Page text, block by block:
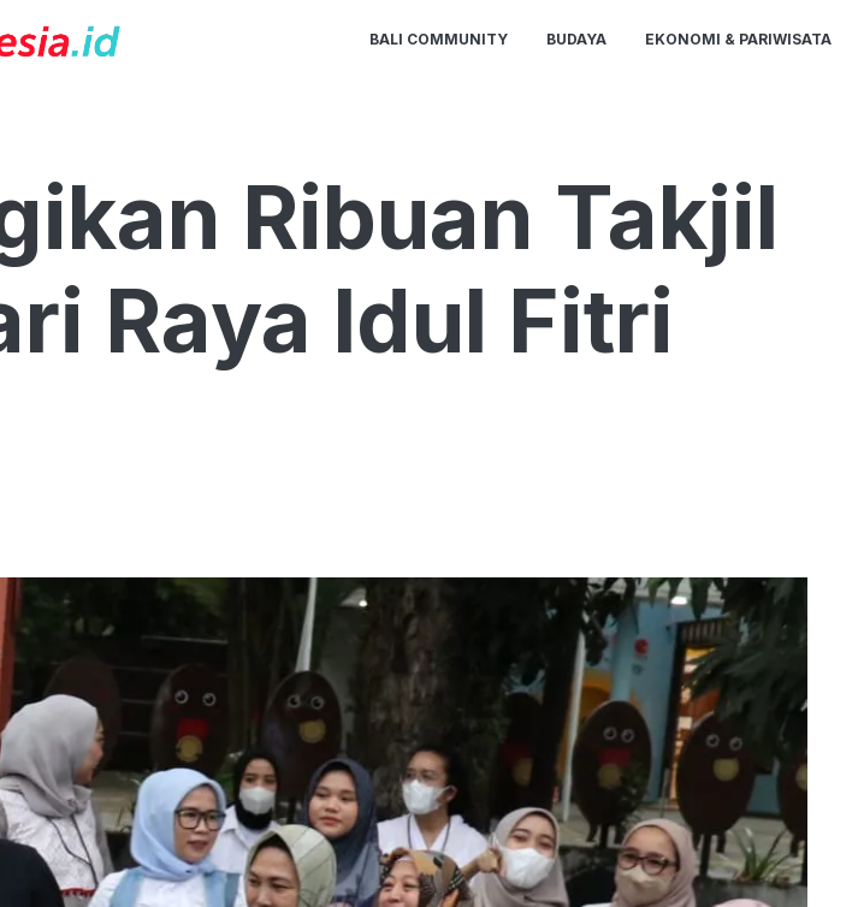
BALI COMMUNITY BUDAYA EKONOMI & PARIWISATA
Ribuan Takjil
Raya Idul Fitri